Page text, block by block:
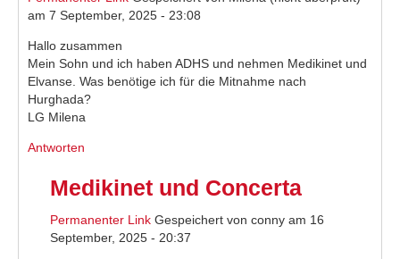
am 7 September, 2025 - 23:08
Hallo zusammen
Mein Sohn und ich haben ADHS und nehmen Medikinet und
Elvanse. Was benötige ich für die Mitnahme nach
Hurghada?
LG Milena
Antworten
Medikinet und Concerta
Permanenter Link Gespeichert von conny am 16
September, 2025 - 20:37